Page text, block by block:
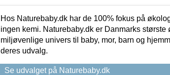
Hos Naturebaby.dk har de 100% fokus på
ingen kemi. Naturebaby.dk er Danmarks største
miljøvenlige univers til baby, mor, barn og
deres udvalg.
Se udvalget på Naturebaby.dk